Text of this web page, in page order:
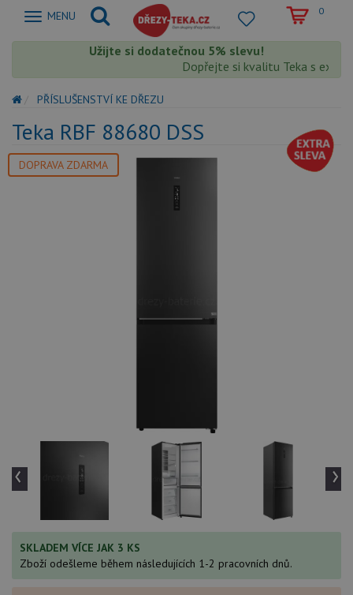
Zobrazit
MENU 0
Užijte si dodatečnou 5% slevu!
Dopřejte si kvalitu Teka s extra
PŘÍSLUŠENSTVÍ KE DŘEZU
Teka RBF 88680 DSS
DOPRAVA ZDARMA
‹ ›
SKLADEM VÍCE JAK 3 KS
Zboží odešleme během následujících 1-2 pracovních dnů.